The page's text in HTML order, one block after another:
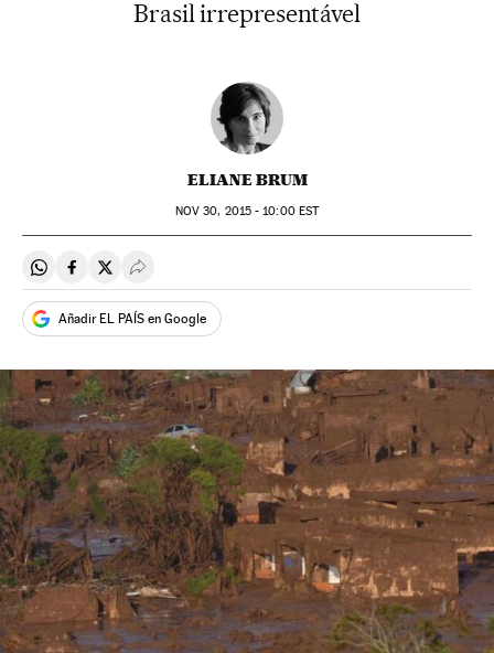
Brasil irrepresentável
ELIANE BRUM
NOV 30, 2015 - 10:00EST
Compartir en Whatsapp
Compartir en Facebook
Compartir en Twitter
Desplegar Redes Sociales
Añadir EL PAÍS en Google